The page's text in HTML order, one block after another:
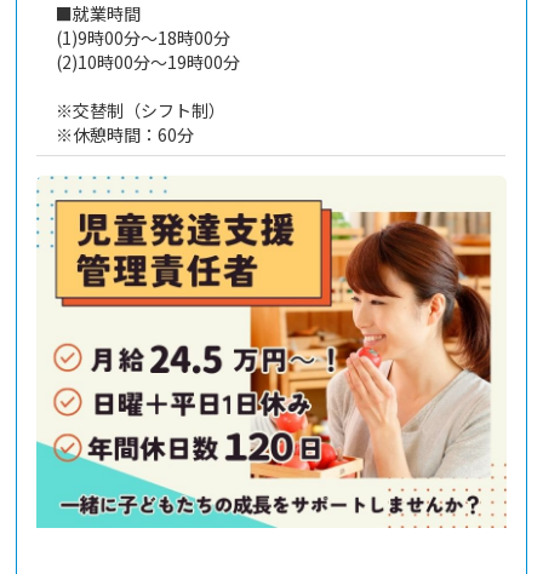
■就業時間
(1)9時00分～18時00分
(2)10時00分～19時00分
※交替制（シフト制）
※休憩時間：60分